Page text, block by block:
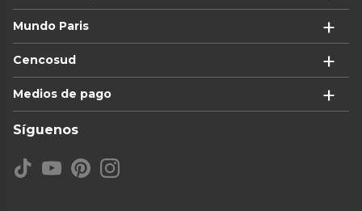
Mundo Paris
Cencosud
Medios de pago
Síguenos